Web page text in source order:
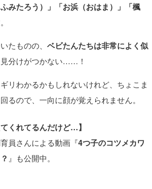
みたろう）」「お浜（おはま）」「楓
たものの、 ベビたんたちは非常によく似
分けがつかない……！
リわかるかもしれないけれど、ちょこま
るので、一向に顔が覚えられません。
くれてるんだけど…】
員さんによる動画『4つ子のコツメカワ
』も公開中。